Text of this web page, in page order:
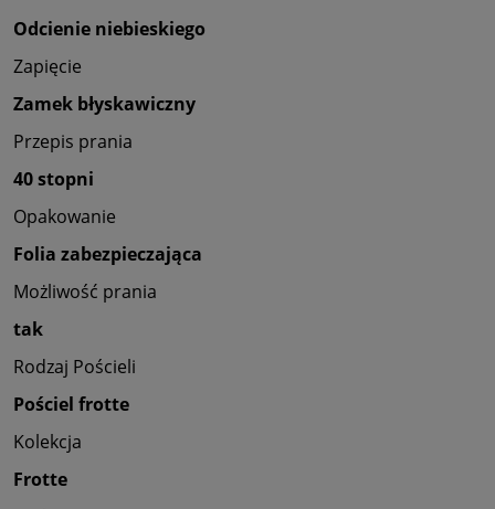
Odcienie niebieskiego
Zapięcie
Zamek błyskawiczny
Przepis prania
40 stopni
Opakowanie
Folia zabezpieczająca
Możliwość prania
tak
Rodzaj Pościeli
Pościel frotte
Kolekcja
Frotte